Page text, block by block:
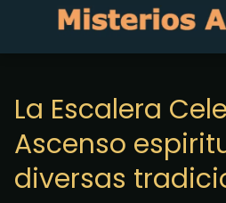
La Escalera
Ascenso
diversas